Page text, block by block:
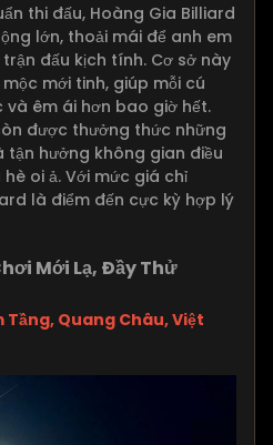
thi đấu, Hoàng Gia Billiard
lớn, thoải mái để anh em
đấu kịch tính. Cơ sở này
mới tinh, giúp mỗi cú
êm ái hơn bao giờ hết.
được thưởng thức những
tận hưởng không gian điều
oi ả. Với mức giá chỉ
là điểm đến cực kỳ hợp lý
Mới Lạ, Đầy Thử
Quang Châu, Việt